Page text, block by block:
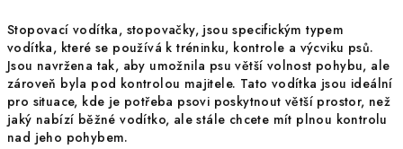
Stopovací vodítka, stopovačky, jsou specifickým typem
vodítka, které se používá k tréninku, kontrole a výcviku psů.
Jsou navržena tak, aby umožnila psu větší volnost pohybu, ale
zároveň byla pod kontrolou majitele. Tato vodítka jsou ideální
pro situace, kde je potřeba psovi poskytnout větší prostor, než
jaký nabízí běžné vodítko, ale stále chcete mít plnou kontrolu
nad jeho pohybem.